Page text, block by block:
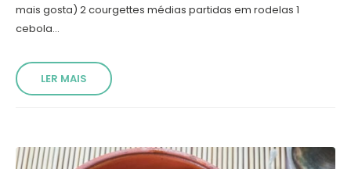
mais gosta) 2 courgettes médias partidas em rodelas 1
cebola...
LER MAIS